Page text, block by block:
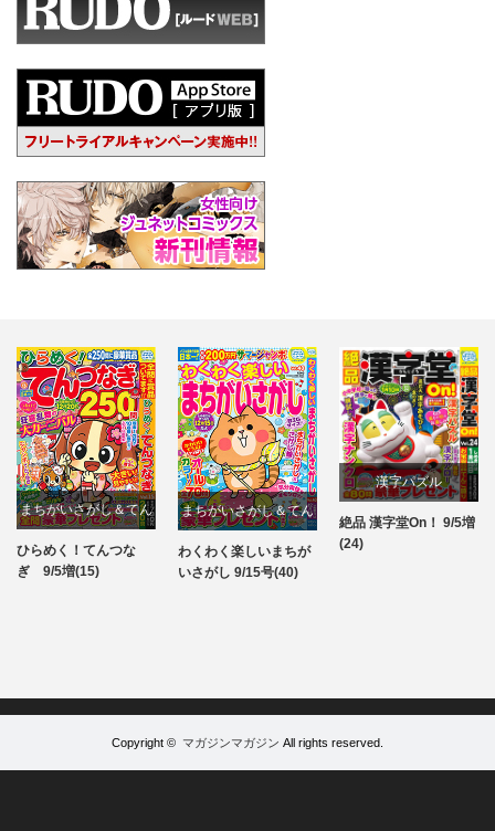
まちがいさがし＆てん
つなぎ
パズル
ひらめく！てんつな
ぎ 9/5増(15)
まちがいさがし＆てん
つなぎ
パズル
わくわく楽しいまちが
いさがし 9/15号(40)
漢字パズル
パズル
絶品 漢字堂On！ 9/5増
(24)
Copyright © マガジンマガジン All rights reserved.